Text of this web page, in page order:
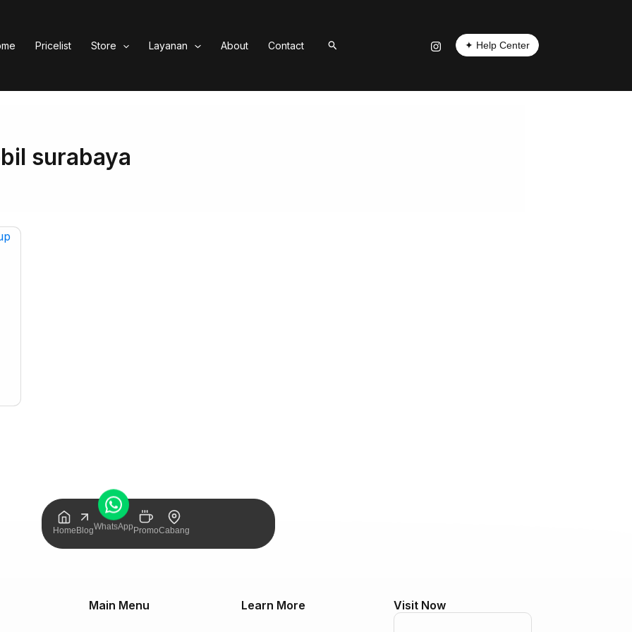
Pricelist Store Layanan About Contact ✦ Help Center
surabaya
Home Blog
WhatsApp
PromoCabang
Main Menu Learn More Visit Now